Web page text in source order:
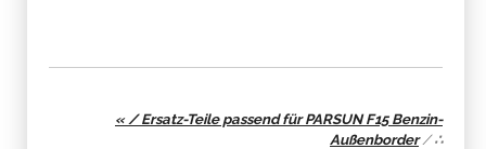
« / Ersatz-Teile passend für PARSUN F15 Benzin-
Außenborder/∴